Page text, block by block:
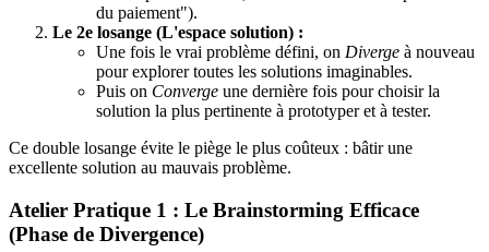
du paiement").
Le 2e losange (L'espace solution) :
Une fois le vrai problème défini, on Diverge à nouveau
pour explorer toutes les solutions imaginables.
Puis on Converge une dernière fois pour choisir la
solution la plus pertinente à prototyper et à tester.
Ce double losange évite le piège le plus coûteux : bâtir une
excellente solution au mauvais problème.
Atelier Pratique 1 : Le Brainstorming Efficace
(Phase de Divergence)